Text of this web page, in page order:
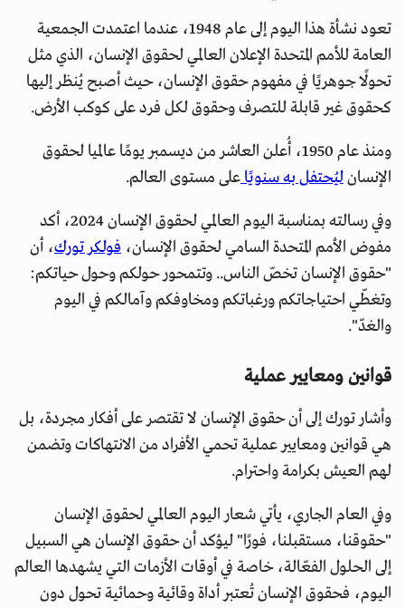
تعود نشأة هذا اليوم إلى عام 1948، عندما اعتمدت الجمعية
العامة للأمم المتحدة الإعلان العالمي لحقوق الإنسان، الذي مثل
تحولًا جوهريًا في مفهوم حقوق الإنسان، حيث أصبح يُنظر إليها
كحقوق غير قابلة للتصرف وحقوق لكل فرد على كوكب الأرض.
ومنذ عام 1950، أُعلن العاشر من ديسمبر يومًا عالميا لحقوق
الإنسانليُحتفل به سنويًاعلى مستوى العالم.
وفي رسالته بمناسبة اليوم العالمي لحقوق الإنسان 2024، أكد
مفوض الأمم المتحدة السامي لحقوق الإنسان، فولكر تورك، أن
"حقوق الإنسان تخصّ الناس.. وتتمحور حولكم وحول حياتكم:
وتغطّي احتياجاتكم ورغباتكم ومخاوفكم وآمالكم في اليوم
والغدّ".
قوانين ومعايير عملية
وأشار تورك إلى أن حقوق الإنسان لا تقتصر على أفكار مجردة، بل
هي قوانين ومعايير عملية تحمي الأفراد من الانتهاكات وتضمن
لهم العيش بكرامة واحترام.
وفي العام الجاري، يأتي شعار اليوم العالمي لحقوق الإنسان
"حقوقنا، مستقبلنا، فورًا" ليؤكد أن حقوق الإنسان هي السبيل
إلى الحلول الفعّالة، خاصة في أوقات الأزمات التي يشهدها العالم
اليوم، فحقوق الإنسان تُعتبر أداة وقائية وحمائية تحول دون